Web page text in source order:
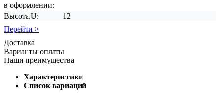
в оформлении:
Высота,U:
12
Перейти >
Доставка
Варианты оплаты
Наши преимущества
Характеристики
Список вариаций